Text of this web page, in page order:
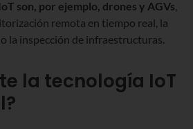
son, por ejemplo, drones y AGVs,
remota en tiempo real, la
la inspección de infraestructuras.
la tecnología IoT